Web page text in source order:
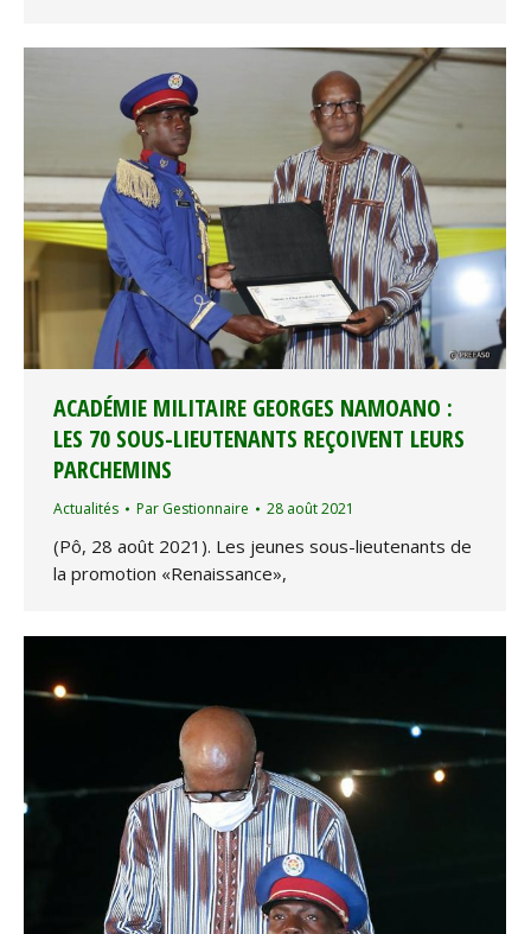
ACADÉMIE MILITAIRE GEORGES NAMOANO :
LES 70 SOUS-LIEUTENANTS REÇOIVENT LEURS
PARCHEMINS
Actualités Par Gestionnaire 28 août 2021
(Pô, 28 août 2021). Les jeunes sous-lieutenants de
la promotion «Renaissance»,